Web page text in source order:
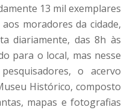
13 mil exemplares
moradores da cidade,
diariamente, das 8h às
para o local, mas nesse
o acervo
Histórico, composto
mapas e fotografias